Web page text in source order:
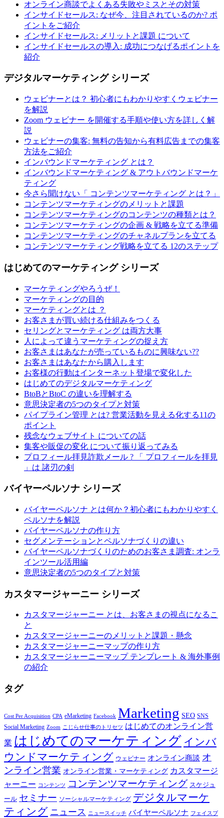
オンライン商談でよくある失敗やミスとその対策
インサイドセールス: なぜ今、注目されているのか? ポ
イントをご紹介
インサイドセールス: メリットと課題 について
インサイドセールスの導入: 成功につなげるポイントを
紹介
デジタルマーケティング シリーズ
ウェビナーとは？ 初心者にもわかりやすくウェビナー
を解説
Zoom ウェビナー を開催する手順や使い方を詳しく解
説
ウェビナーの集客: 無料の告知から有料広告までの集客
方法をご紹介
インバウンドマーケティング とは？
インバウンドマーケティング & アウトバウンドマーケ
ティング
今さら聞けない「 コンテンツマーケティング とは？」
コンテンツマーケティングのメリットと課題
コンテンツマーケティングのコンテンツの種類とは？
コンテンツマーケティングの企画 & 戦略を立てる準備
コンテンツマーケティングのチャネルプランを立てる
コンテンツマーケティング戦略を立てる 12のステップ
はじめてのマーケティング シリーズ
マーケティングやろうぜ！
マーケティングの目的
マーケティングとは ？
お客さまが買い続ける仕組みをつくる
セリングとマーケティング は両方大事
人によって違うマーケティングの捉え方
お客さまはあなたが売っているものに興味ない??
お客さまはあなたから購入します
お客様の行動はインターネット登場で変化した
はじめてのデジタルマーケティング
BtoBとBtoC の違いを理解する
意思決定者の5つのタイプと対策
パイプライン管理 とは? 営業活動を見える化する11の
ポイント
残念なウェブサイト についての話
集客や販促の変化 について振り返ってみる
プロフィール拝見詐欺メール ? 「 プロフィールを拝見
」は 諸刃の剣
バイヤーペルソナ シリーズ
バイヤーペルソナ とは何か？初心者にもわかりやすく
ペルソナを解説
バイヤーペルソナの作り方
セグメンテーションとペルソナづくりの違い
バイヤーペルソナづくりのためのお客さま調査: オンラ
インツール活用編
意思決定者の5つのタイプと対策
カスタマージャーニー シリーズ
カスタマージャーニー とは、お客さまの視点になるこ
と
カスタマージャーニーのメリットと課題・懸念
カスタマージャーニーマップの作り方
カスタマージャーニーマップ テンプレート & 海外事例
の紹介
タグ
Cost Per Acquisition CPA eMarketing Facebook Marketing SEO SNS
Social Marketing Zoom こじらせ仕事のトリセツ はじめてのオンライン営
業 はじめてのマーケティング インバ
ウンドマーケティング ウェビナー オンライン商談 オ
ンライン営業 オンライン営業・マーケティング カスタマージ
ャーニー コンテンツ コンテンツマーケティング スケジュ
ール セミナー ソーシャルマーケティング デジタルマーケ
ティング ニュース ニュースイッチ バイヤーペルソナ フェイスブ